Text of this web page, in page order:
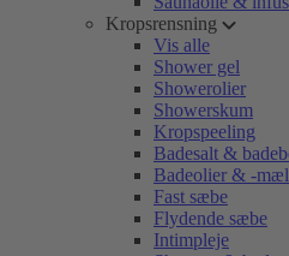
Kropsrensning
Vis alle
Shower gel
Showerolier
Showerskum
Kropspeeling
Badesalt &
Badeolier & -
Fast sæbe
Flydende sæbe
Intimpleje